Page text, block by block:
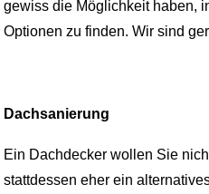
gewiss die Möglichkeit haben,
Optionen zu finden. Wir sind
Dachsanierung
Ein Dachdecker wollen Sie
stattdessen eher ein